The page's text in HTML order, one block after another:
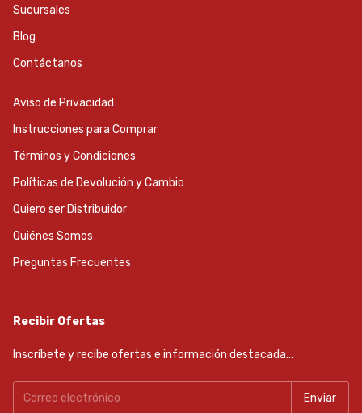
Sucursales
Blog
Contáctanos
Aviso de Privacidad
Instrucciones para Comprar
Términos y Condiciones
Políticas de Devolución y Cambio
Quiero ser Distribuidor
Quiénes Somos
Preguntas Frecuentes
Recibir Ofertas
Inscríbete y recibe ofertas e información destacada...